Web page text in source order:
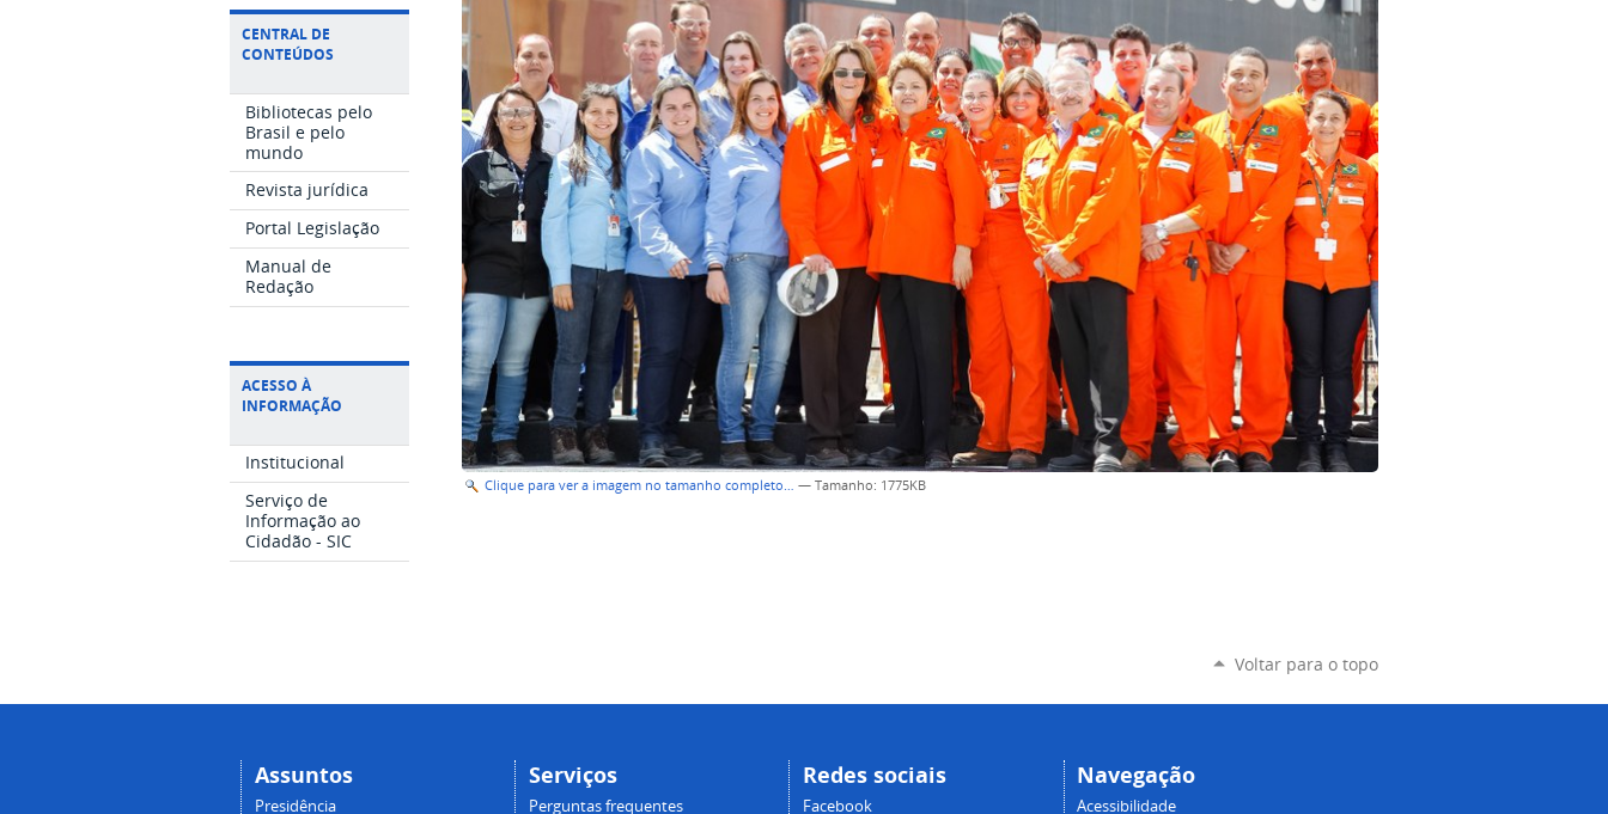
CENTRAL DE
CONTEÚDOS
Bibliotecas pelo
Brasil e pelo
mundo
Revista jurídica
Portal Legislação
Manual de
Redação
ACESSO À
INFORMAÇÃO
Institucional
Serviço de
Informação ao
Cidadão - SIC
Clique para ver a imagem no tamanho completo… —Tamanho: 1775KB
Voltar para o topo
Assuntos
Presidência
Serviços
Perguntas frequentes
Redes sociais
Facebook
Navegação
Acessibilidade